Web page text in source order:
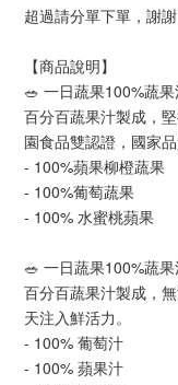
超過請分單下單，謝謝
【商品說明】
🥗 一日蔬果100%蔬
百分百蔬果汁製成，
園食品雙認證，國家品
- 100%蘋果柳橙蔬果
- 100%葡萄蔬果
- 100% 水蜜桃蘋果
🥗 一日蔬果100%蔬
百分百蔬果汁製成，
天注入鮮活力。
- 100% 葡萄汁
- 100% 蘋果汁